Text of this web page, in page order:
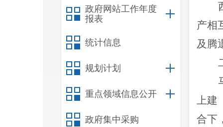
政府网站工作年度
报表
统计信息
规划计划
重点领域信息公开
政府集中采购
产相
及腾
上建
合下